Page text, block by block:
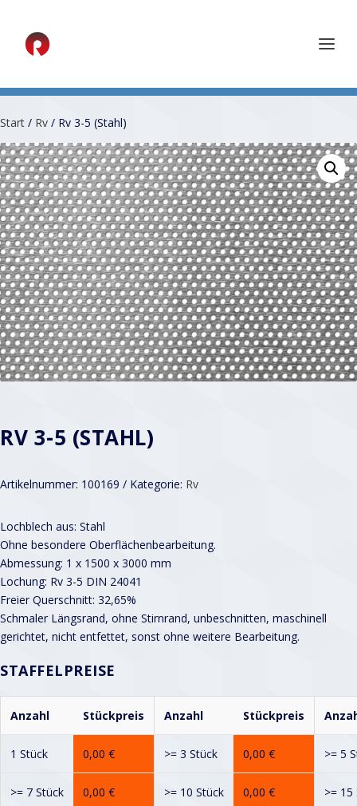
Start / Rv / Rv 3-5 (Stahl)
RV 3-5 (STAHL)
Artikelnummer: 100169 Kategorie: Rv
Lochblech aus: Stahl
Ohne besondere Oberflächenbearbeitung.
Abmessung: 1 x 1500 x 3000 mm
Lochung: Rv 3-5 DIN 24041
Freier Querschnitt: 32,65%
Schmaler Längsrand, ohne Stirnrand, unbeschnitten, maschinell
gerichtet, nicht entfettet, sonst ohne weitere Bearbeitung.
STAFFELPREISE
Anzahl Stückpreis Anzahl Stückpreis
1 Stück 0,00 € >= 3 Stück 0,00 € >= 5
>= 7 Stück 0,00 € >= 10 Stück 0,00 € >= 15